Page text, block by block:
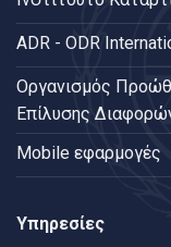
ADR - ODR
Oργανισμός
Επίλυσης
Mobile εφαρμογές
Υπηρεσίες